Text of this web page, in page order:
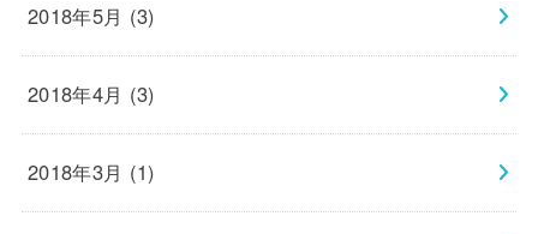
2018年5月 (3)
2018年4月 (3)
2018年3月 (1)